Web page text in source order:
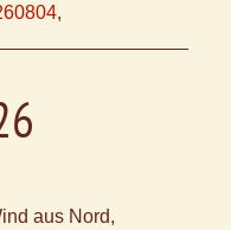
,
aus Nord,